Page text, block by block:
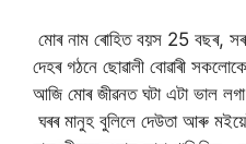
মোৰ নাম ৰোহিত বয়স 25 বছৰ,
দেহৰ গঠনে ছোৱালী বোৱাৰী
আজি মোৰ জীৱনত ঘটা এটা ভাল
ঘৰৰ মানুহ বুলিলে দেউতা আৰু